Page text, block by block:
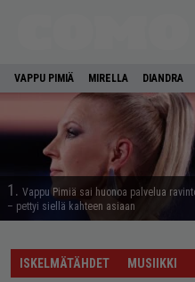
VAPPU PIMIÄ MIRELLA DIANDRA
1. Vappu Pimiä sai huonoa palvelua
– pettyi siellä kahteen asiaan
ISKELMÄTÄHDET MUSIIKKI